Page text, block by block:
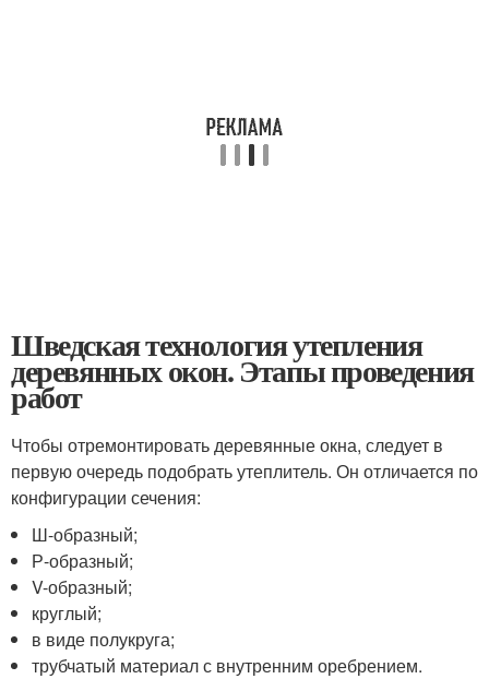
Шведская технология утепления
деревянных окон. Этапы проведения
работ
Чтобы отремонтировать деревянные окна, следует в
первую очередь подобрать утеплитель. Он отличается по
конфигурации сечения:
Ш-образный;
Р-образный;
V-образный;
круглый;
в виде полукруга;
трубчатый материал с внутренним оребрением.